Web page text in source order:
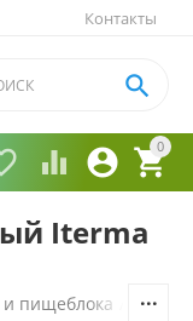
Контакты
0




Iterma
и пищеблока